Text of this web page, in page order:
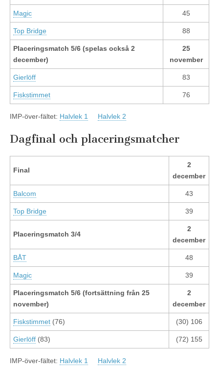
Magic 45
Top Bridge 88
Placeringsmatch 5/6 (spelas också 2
december)
25
november
Gierlöff 83
Fiskstimmet 76
IMP-över-fältet: Halvlek 1 Halvlek 2
Dagfinal och placeringsmatcher
Final
2
december
Balcom 43
Top Bridge 39
Placeringsmatch 3/4
2
december
BÅT 48
Magic 39
Placeringsmatch 5/6 (fortsättning från 25
november)
2
december
Fiskstimmet (76) (30) 106
Gierlöff (83) (72) 155
IMP-över-fältet: Halvlek 1 Halvlek 2